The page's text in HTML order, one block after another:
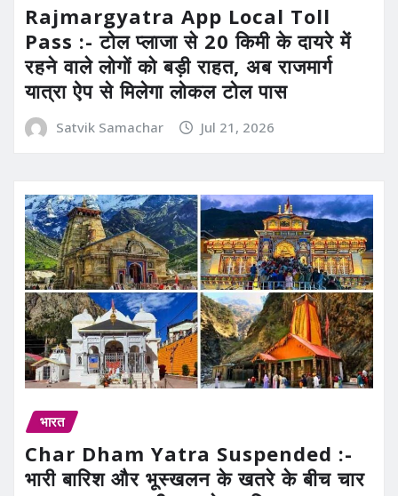
Rajmargyatra App Local Toll
Pass :- टोल प्लाजा से 20 किमी के दायरे में
रहने वाले लोगों को बड़ी राहत, अब राजमार्ग
यात्रा ऐप से मिलेगा लोकल टोल पास
Satvik Samachar Jul 21, 2026
भारत
Char Dham Yatra Suspended :-
भारी बारिश और भूस्खलन के खतरे के बीच चार